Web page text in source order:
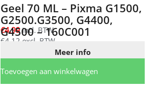
Geel 70 ML – Pixma G1500,
G2500.G3500, G4400,
G4500 – 160C001
€4,99incl. BTW
€4,12 excl. BTW
Meer info
Toevoegen aan winkelwagen